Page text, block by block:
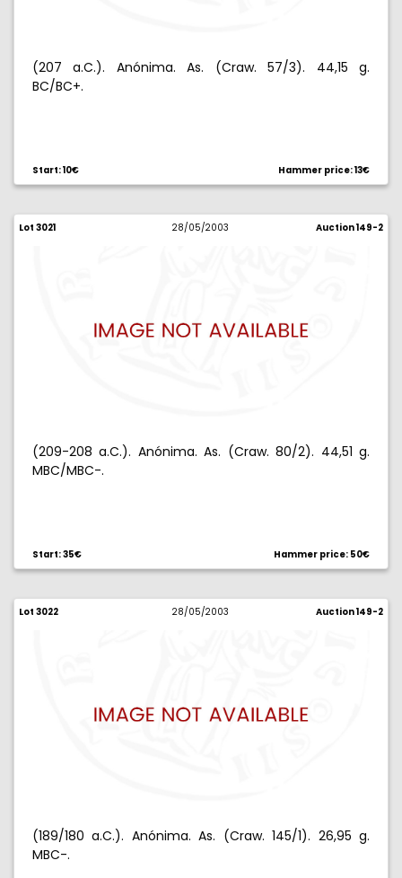
(207 a.C.). Anónima. As. (Craw. 57/3). 44,15 g.
BC/BC+.
Start: 10€ Hammer price: 13€
Lot 3021 28/05/2003 Auction 149-2
(209-208 a.C.). Anónima. As. (Craw. 80/2). 44,51 g.
MBC/MBC-.
Start: 35€ Hammer price: 50€
Lot 3022 28/05/2003 Auction 149-2
(189/180 a.C.). Anónima. As. (Craw. 145/1). 26,95 g.
MBC-.